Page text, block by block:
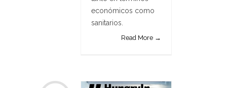
económicos como
sanitarios.
Read More →